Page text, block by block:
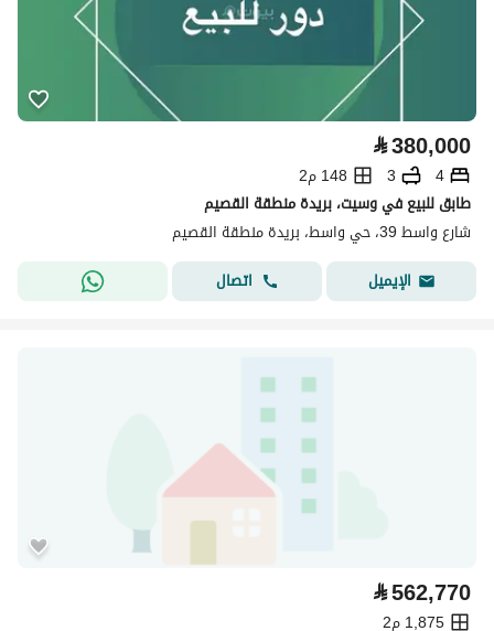
⃁380,000
4
3
148 م2
طابق للبيع في وسيت، بريدة منطقة القصيم
شارع واسط 39، حي واسط، بريدة منطقة القصيم
الإيميل
اتصال
⃁562,770
1,875 م2